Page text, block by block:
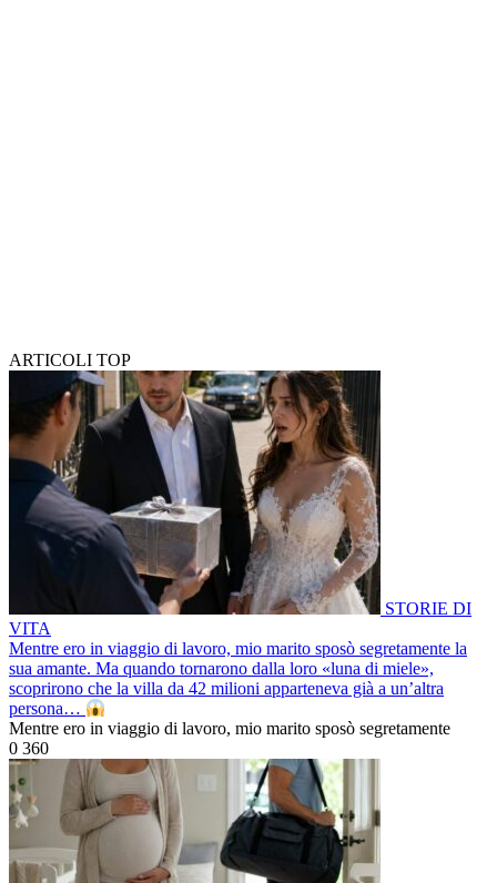
ARTICOLI TOP
STORIE DI
VITA
Mentre ero in viaggio di lavoro, mio marito sposò segretamente la
sua amante. Ma quando tornarono dalla loro «luna di miele»,
scoprirono che la villa da 42 milioni apparteneva già a un’altra
persona…
Mentre ero in viaggio di lavoro, mio marito sposò segretamente
0 360